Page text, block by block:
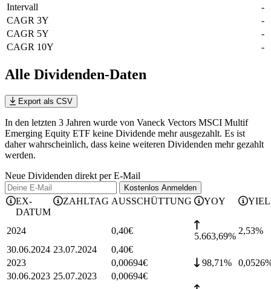
Intervall
-
CAGR 3Y
-
CAGR 5Y
-
CAGR 10Y
-
Alle Dividenden-Daten
Export als CSV
In den letzten 3 Jahren wurde von Vaneck Vectors MSCI Multif
Emerging Equity ETF keine Dividende mehr ausgezahlt. Es ist
daher wahrscheinlich, dass keine weiteren Dividenden mehr gezahlt
werden.
Neue Dividenden direkt per E-Mail
Kostenlos Anmelden
EX-
DATUM
ZAHLTAG AUSSCHÜTTUNG YOY
2024 0,40€
5.663,69%
2,53%
30.06.2024 23.07.2024 0,40€
2023
0,00694€ 98,71% 0,0526
30.06.2023 25.07.2023 0,00694€